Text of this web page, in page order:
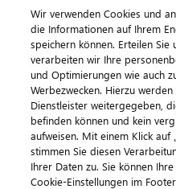
© 2026
Impressum
Cookie-
Wir verwenden Cookies und
die Informationen auf Ihrem
speichern können. Erteilen Sie
verarbeiten wir Ihre
und Optimierungen wie auch
Werbezwecken. Hierzu
Dienstleister weitergegeben,
befinden können und kein
aufweisen. Mit einem Klick auf
stimmen Sie diesen
Ihrer Daten zu. Sie können
Cookie-Einstellungen im